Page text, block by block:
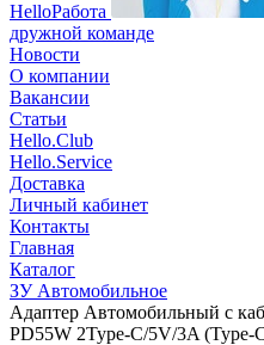
HelloРабота
дружной команде
Новости
О компании
Вакансии
Статьи
Hello.Club
Hello.Service
Доставка
Личный кабинет
Контакты
Главная
Каталог
ЗУ Автомобильное
Адаптер Автомобильный с
PD55W 2Type-C/5V/3A (Type-